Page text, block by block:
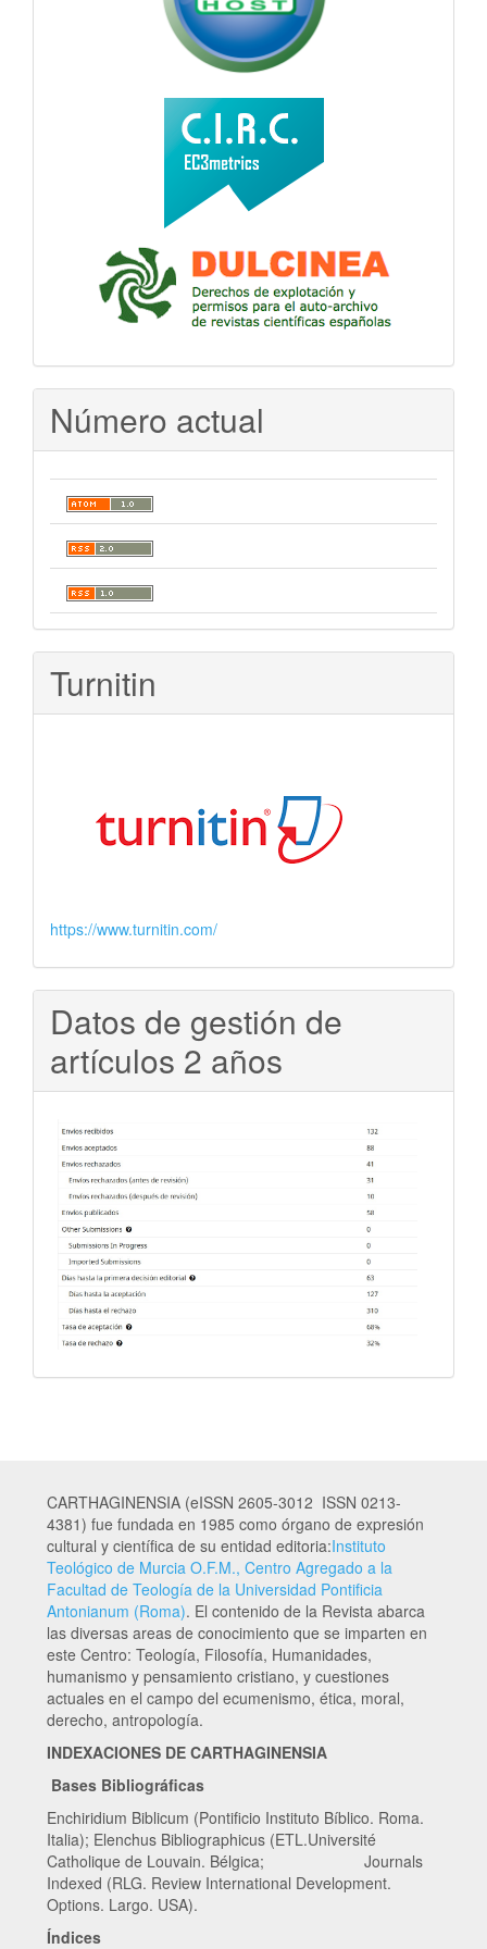
Número actual
Turnitin
https://www.turnitin.com/
Datos de gestión de
artículos 2 años
CARTHAGINENSIA (eISSN 2605-3012 ISSN 0213-
4381) fue fundada en 1985 como órgano de expresión
cultural y científica de su entidad editoria:Instituto
Teológico de Murcia O.F.M., Centro Agregado a la
Facultad de Teología de la Universidad Pontificia
Antonianum (Roma). El contenido de la Revista abarca
las diversas areas de conocimiento que se imparten en
este Centro: Teología, Filosofía, Humanidades,
humanismo y pensamiento cristiano, y cuestiones
actuales en el campo del ecumenismo, ética, moral,
derecho, antropología.
INDEXACIONES DE CARTHAGINENSIA
Bases Bibliográficas
Enchiridium Biblicum (Pontificio Instituto Bíblico. Roma.
Italia); Elenchus Bibliographicus (ETL.Université
Catholique de Louvain. Bélgica; Journals
Indexed (RLG. Review International Development.
Options. Largo. USA).
Índices